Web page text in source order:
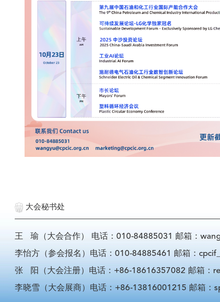
大会秘书处
王 瑜（大会合作） 电话：010-84885031 邮箱：
李怡方（参会报名）电话：010-84885461 邮箱：
张 阳（大会注册）电话：+86-18616357082 邮箱：
李晓雪（大会展商）电话：+86-13816001215 邮箱：